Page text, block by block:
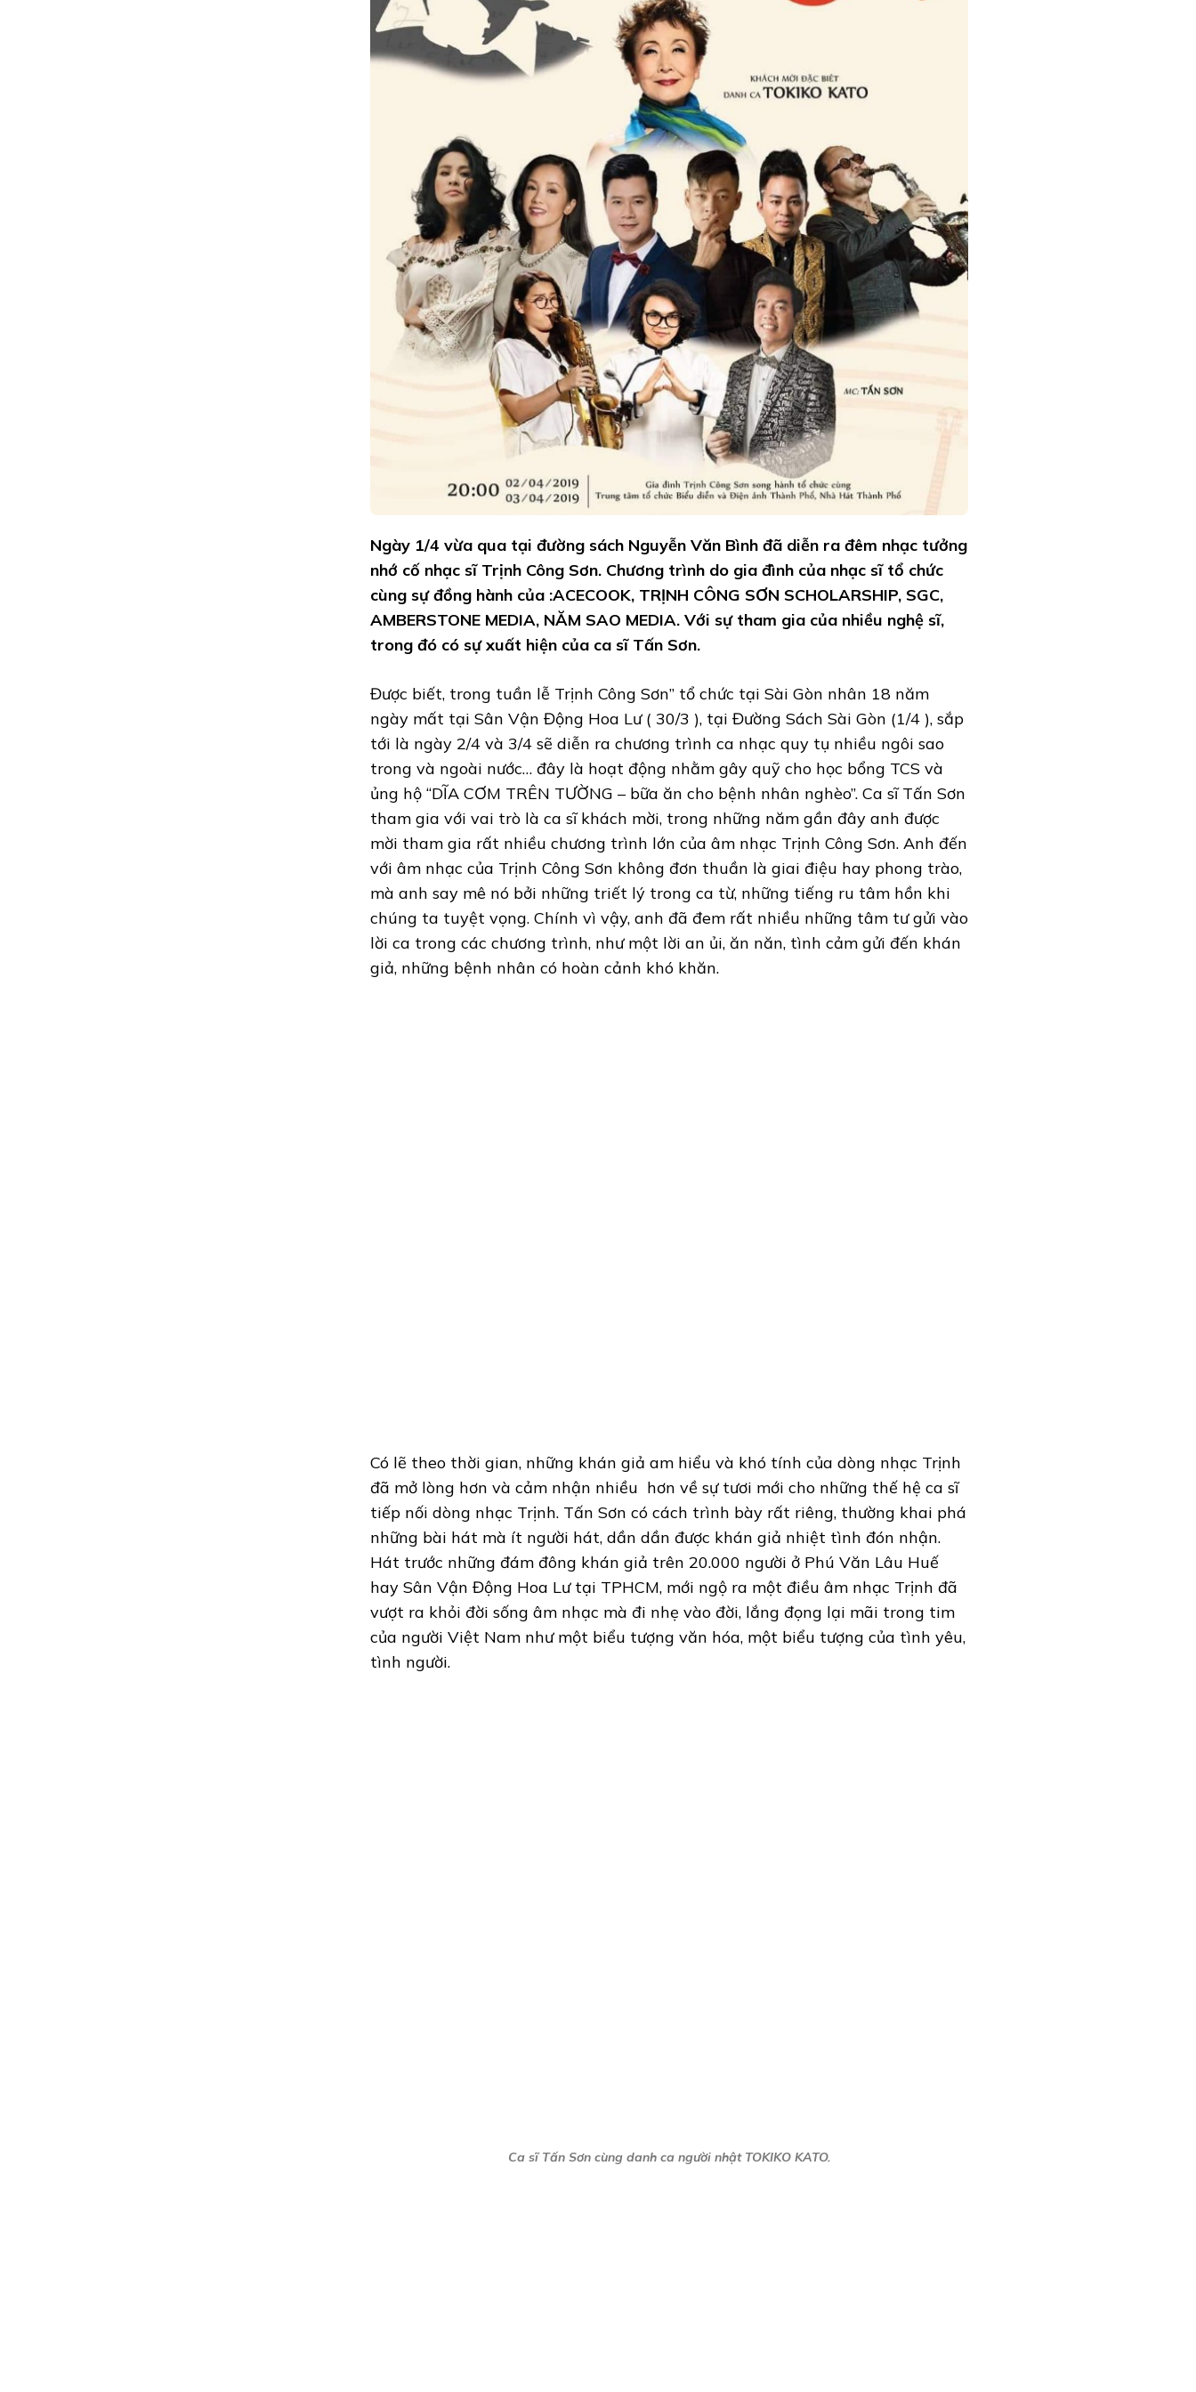
Ngày 1/4 vừa qua tại đường sách Nguyễn Văn Bình đã diễn ra đêm nhạc tưởng
nhớ cố nhạc sĩ Trịnh Công Sơn. Chương trình do gia đình của nhạc sĩ tổ chức
cùng sự đồng hành của :ACECOOK, TRỊNH CÔNG SƠN SCHOLARSHIP, SGC,
AMBERSTONE MEDIA, NĂM SAO MEDIA. Với sự tham gia của nhiều nghệ sĩ,
trong đó có sự xuất hiện của ca sĩ Tấn Sơn.
Được biết, trong tuần lễ Trịnh Công Sơn” tổ chức tại Sài Gòn nhân 18 năm
ngày mất tại Sân Vận Động Hoa Lư ( 30/3 ), tại Đường Sách Sài Gòn (1/4 ), sắp
tới là ngày 2/4 và 3/4 sẽ diễn ra chương trình ca nhạc quy tụ nhiều ngôi sao
trong và ngoài nước… đây là hoạt động nhằm gây quỹ cho học bổng TCS và
ủng hộ “DĨA CƠM TRÊN TƯỜNG – bữa ăn cho bệnh nhân nghèo”. Ca sĩ Tấn Sơn
tham gia với vai trò là ca sĩ khách mời, trong những năm gần đây anh được
mời tham gia rất nhiều chương trình lớn của âm nhạc Trịnh Công Sơn. Anh đến
với âm nhạc của Trịnh Công Sơn không đơn thuần là giai điệu hay phong trào,
mà anh say mê nó bởi những triết lý trong ca từ, những tiếng ru tâm hồn khi
chúng ta tuyệt vọng. Chính vì vậy, anh đã đem rất nhiều những tâm tư gửi vào
lời ca trong các chương trình, như một lời an ủi, ăn năn, tình cảm gửi đến khán
giả, những bệnh nhân có hoàn cảnh khó khăn.
Có lẽ theo thời gian, những khán giả am hiểu và khó tính của dòng nhạc Trịnh
đã mở lòng hơn và cảm nhận nhiều hơn về sự tươi mới cho những thế hệ ca sĩ
tiếp nối dòng nhạc Trịnh. Tấn Sơn có cách trình bày rất riêng, thường khai phá
những bài hát mà ít người hát, dần dần được khán giả nhiệt tình đón nhận.
Hát trước những đám đông khán giả trên 20.000 người ở Phú Văn Lâu Huế
hay Sân Vận Động Hoa Lư tại TPHCM, mới ngộ ra một điều âm nhạc Trịnh đã
vượt ra khỏi đời sống âm nhạc mà đi nhẹ vào đời, lắng đọng lại mãi trong tim
của người Việt Nam như một biểu tượng văn hóa, một biểu tượng của tình yêu,
tình người.
Ca sĩ Tấn Sơn cùng danh ca người nhật TOKIKO KATO.